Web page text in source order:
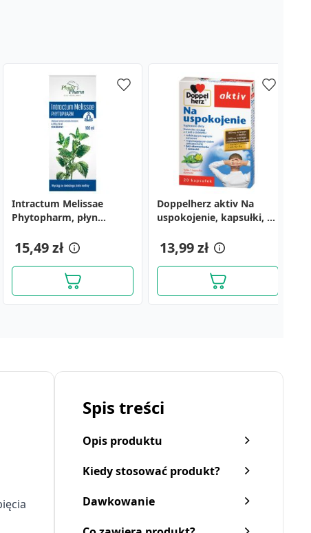
Intractum Melissae
Phytopharm, płyn
15,49 zł
Doppelherz aktiv Na
uspokojenie, kapsułki, 20
13,99 zł
Spis treści
Opis produktu
Kiedy stosować produkt?
Dawkowanie